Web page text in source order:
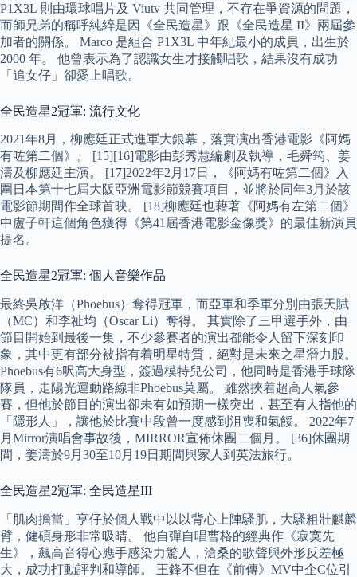
P1X3L 則由環球唱片及 Viutv 共同管理，不存在爭資源的問題，
而師兄弟的稱呼純綷是因《全民造星》跟《全民造星 II》兩屆參
加者的關係。 Marco 是組合 P1X3L 中年紀最小的成員，出生於
2000 年。 他曾表示為了認識女生才接觸唱歌，結果沒有成功
「追女仔」卻愛上唱歌。
全民造星2冠軍: 流行文化
2021年8月，柳應廷正式進軍大銀幕，落實演出香港電影《阿媽
有咗第二個》。 [15][16]電影由彭秀慧編劇及執導，毛舜筠、姜
濤及柳應廷主演。 [17]2022年2月17日，《阿媽有咗第二個》入
圍日本第十七屆大阪亞洲電影節競賽項目，並將於同年3月於該
電影節期間作全球首映。 [18]柳應廷也藉著《阿媽有左第二個》
中盧子軒這個角色獲得《第41屆香港電影金像獎》的最佳新演員
提名。
全民造星2冠軍: 個人音樂作品
最終吳啟洋（Phoebus）奪得冠軍，而亞軍和季軍分別由張天賦
（MC）和李祉均（Oscar Li）奪得。 其實除了三甲選手外，由
節目開始到最後一集，不少參賽者的演出都能令人留下深刻印
象，其中更有部分被指有着明星特質，絕對是未來之星潛力股。
Phoebus有6呎高大身型，簽過模特兒公司，他同時是香港手球隊
隊員，走陽光運動路線非Phoebus莫屬。 雖然挾着超高人氣參
賽，但他於節目的演出卻未有如預期一樣突出，甚至有人指他的
「隱形人」，讓他於比賽中段曾一度感到沮喪和氣餒。 2022年7
月Mirror演唱會事故後，MIRROR宣佈休團二個月。 [36]休團期
間，姜濤於9月30至10月19日期間與家人到英法旅行。
全民造星2冠軍: 全民造星III
「肌肉擔當」亨仔於個人戰中以以背心上陣騷肌，大騷粗壯麒麟
臂，健碩身形非常吸晴。 他自彈自唱曹格的經典作《寂寞先
生》，飆高音得心應手感染力驚人，滄桑的歌聲與外形反差極
大，成功打動評判和導師。 王鋒不但在《前傳》MV中企C位引